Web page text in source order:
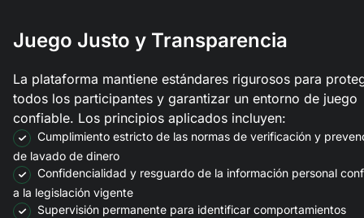
Juego Justo y Transparencia
La plataforma mantiene estándares rigurosos para
todos los participantes y garantizar un entorno de juego
confiable. Los principios aplicados incluyen:
Cumplimiento estricto de las normas de verificación y
de lavado de dinero
Confidencialidad y resguardo de la información personal
a la legislación vigente
Supervisión permanente para identificar comportamientos